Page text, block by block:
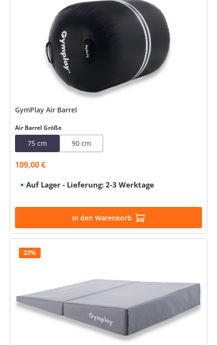
GymPlay Air Barrel
Air Barrel Größeauswählen
75 cm 90 cm
Verkaufspreis:
109,00 €
Auf Lager - Lieferung: 2-3 Werktage
In den Warenkorb
23%